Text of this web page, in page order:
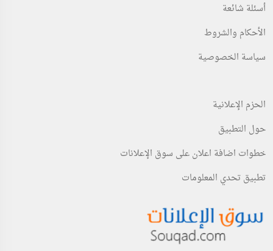
أسئلة شائعة
الأحكام والشروط
سياسة الخصوصية
الحزم الإعلانية
حول التطبيق
خطوات اضافة اعلان على سوق الإعلانات
تطبيق تحدي المعلومات